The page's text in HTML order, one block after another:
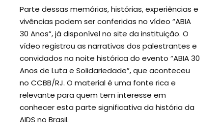
Parte dessas memórias, histórias, experiências e
vivências podem ser conferidas no vídeo “ABIA
30 Anos”, já disponível no site da instituição. O
vídeo registrou as narrativas dos palestrantes e
convidados na noite histórica do evento “ABIA 30
Anos de Luta e Solidariedade”, que aconteceu
no CCBB/RJ. O material é uma fonte rica e
relevante para quem tem interesse em
conhecer esta parte significativa da história da
AIDS no Brasil.